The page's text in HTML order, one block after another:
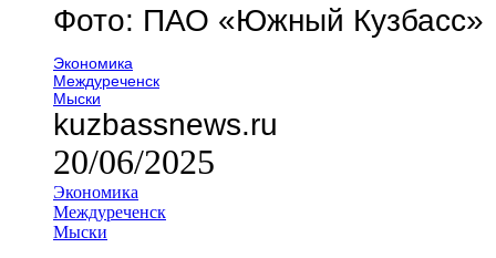
Фото: ПАО «Южный Кузбасс»
Экономика
Междуреченск
Мыски
kuzbassnews.ru
20/06/2025
Экономика
Междуреченск
Мыски